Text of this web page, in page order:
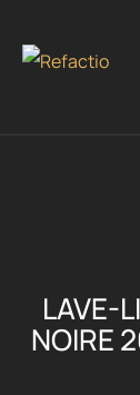
LAVE-
NOIRE